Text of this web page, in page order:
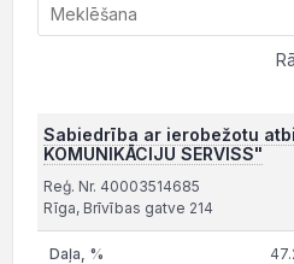
Sabiedrība ar ierobežotu
KOMUNIKĀCIJU SERVISS"
Reģ. Nr. 40003514685
Rīga, Brīvības gatve 214